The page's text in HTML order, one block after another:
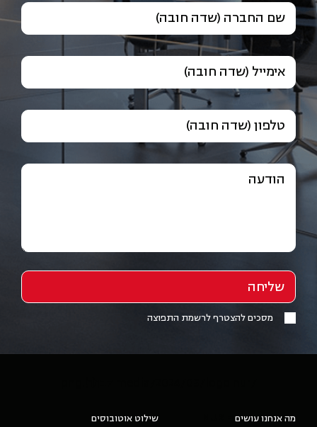
שם החברה (שדה חובה)
אימייל (שדה חובה)
טלפון (שדה חובה)
הודעה
מסכים להצטרף לרשמת התפוצה
מה אנחנו עושים
שילוט אוטובוסים